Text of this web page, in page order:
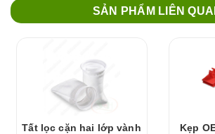
SẢN PHẨM LIÊN
Tất lọc cặn hai lớp vành
Kẹp